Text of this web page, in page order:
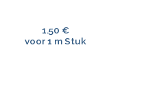
1.50 €
voor 1 m Stuk